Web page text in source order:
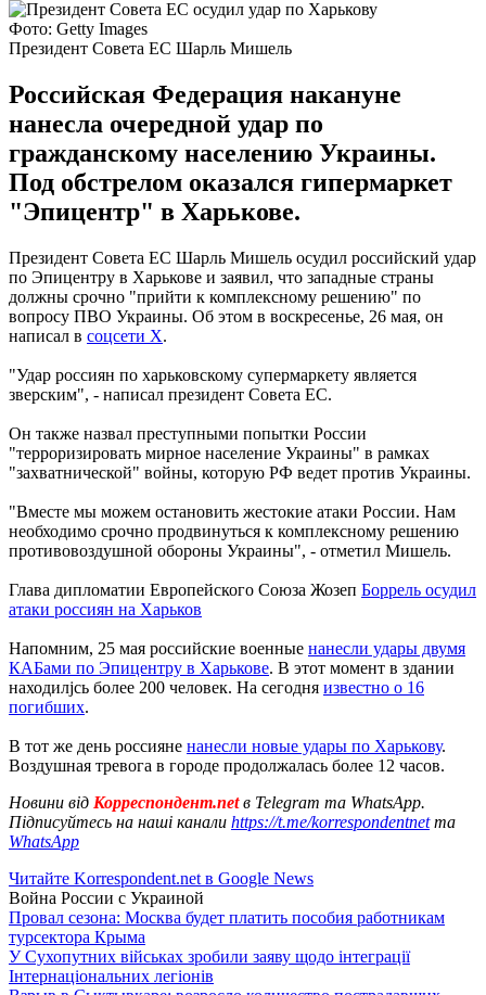
Фото: Getty Images
Президент Совета ЕС Шарль Мишель
Российская Федерация накануне
нанесла очередной удар по
гражданскому населению Украины.
Под обстрелом оказался гипермаркет
"Эпицентр" в Харькове.
Президент Совета ЕС Шарль Мишель осудил российский удар
по Эпицентру в Харькове и заявил, что западные страны
должны срочно "прийти к комплексному решению" по
вопросу ПВО Украины. Об этом в воскресенье, 26 мая, он
написал в соцсети X.
"Удар россиян по харьковскому супермаркету является
зверским", - написал президент Совета ЕС.
Он также назвал преступными попытки России
"терроризировать мирное население Украины" в рамках
"захватнической" войны, которую РФ ведет против Украины.
"Вместе мы можем остановить жестокие атаки России. Нам
необходимо срочно продвинуться к комплексному решению
противовоздушной обороны Украины", - отметил Мишель.
Глава дипломатии Европейского Союза Жозеп Боррель осудил
атаки россиян на Харьков
Напомним, 25 мая российские военные нанесли удары двумя
КАБами по Эпицентру в Харькове. В этот момент в здании
находилjсь более 200 человек. На сегодня известно о 16
погибших.
В тот же день россияне нанесли новые удары по Харькову.
Воздушная тревога в городе продолжалась более 12 часов.
Новини від Корреспондент.netв Telegram та WhatsApp.
Підписуйтесь на наші канали https://t.me/korrespondentnetта
WhatsApp
Читайте Korrespondent.net в Google News
Война России с Украиной
Провал сезона: Москва будет платить пособия работникам
турсектора Крыма
У Сухопутних військах зробили заяву щодо інтеграції
Інтернаціональних легіонів